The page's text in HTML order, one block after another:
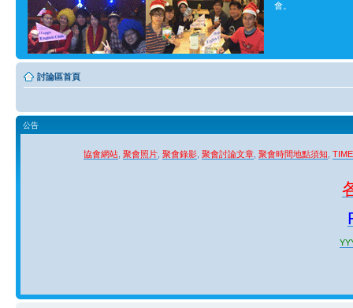
會。
討論區首頁
公告
協會網站 聚會照片 聚會錄影 聚會討論文章 聚會時間地點須知